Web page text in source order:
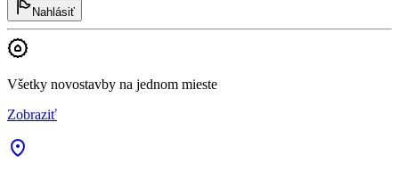
Nahlásiť
Všetky novostavby na jednom mieste
Zobraziť